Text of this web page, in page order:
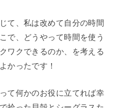
て、私は改めて自分の時間
で、どうやって時間を使う
ワクできるのか、を考える
かったです！
て何かのお役に立てれば幸